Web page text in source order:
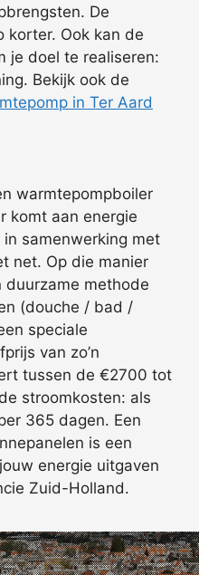
De
korter. Ook kan de
je doel te realiseren:
Bekijk ook de
in Ter Aard
warmtepompboiler
komt aan energie
samenwerking met
net. Op die manier
duurzame methode
(douche / bad /
speciale
van zo’n
tussen de €2700 tot
stroomkosten: als
365 dagen. Een
is een
energie uitgaven
Zuid-Holland.